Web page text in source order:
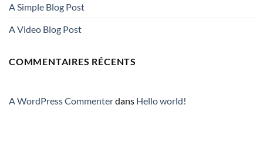
A Simple Blog Post
A Video Blog Post
COMMENTAIRES RÉCENTS
A WordPress Commenterdans Hello world!